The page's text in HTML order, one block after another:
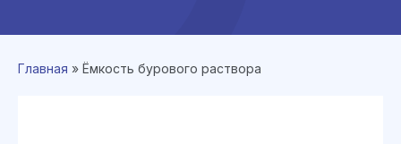
Главная » Ёмкость бурового раствора